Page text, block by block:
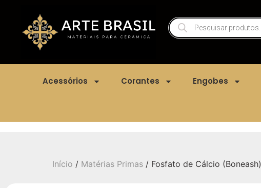
Acessórios Corantes Engobes
Início / Matérias Primas / Fosfato de Cálcio (Boneash)